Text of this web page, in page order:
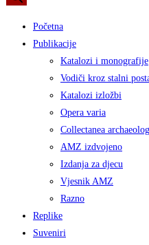
Početna
Publikacije
Katalozi i monografije
Vodiči kroz stalni
Katalozi izložbi
Opera varia
Collectanea
AMZ izdvojeno
Izdanja za djecu
Vjesnik AMZ
Razno
Replike
Suveniri